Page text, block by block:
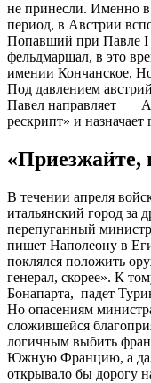
не принесли. Именно
период, в Австрии
Попавший при Павле I
фельдмаршал, в это
имении Кончанское,
Под давлением
Павел направляет
рескрипт» и
«Приезжайте,
В течении апреля
итальянский город за
перепуганный
пишет Наполеону в
поклялся положить
генерал, скорее». К
Бонапарта, падет
Но опасениям
сложившейся
логичным выбить
Южную Францию, а
открывало бы дорогу